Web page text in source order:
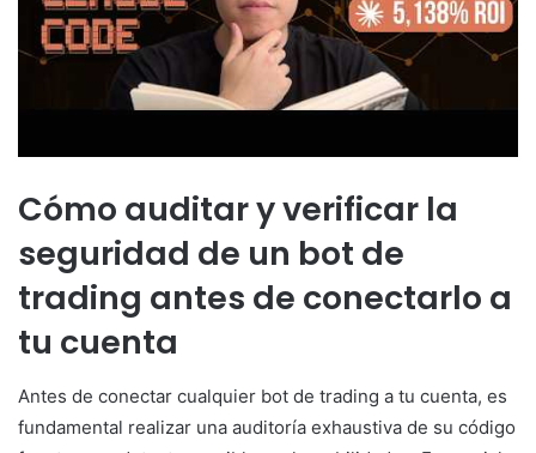
Cómo auditar y verificar la
seguridad de un bot de
trading antes de conectarlo a
tu cuenta
Antes de conectar cualquier bot de trading a tu cuenta, es
fundamental realizar una auditoría exhaustiva de su código